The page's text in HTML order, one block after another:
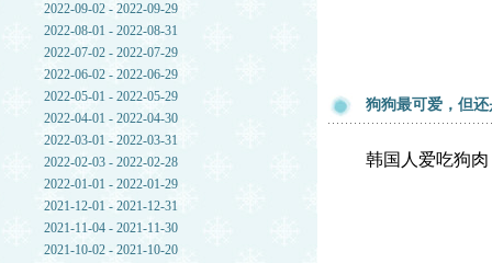
2022-09-02 - 2022-09-29
2022-08-01 - 2022-08-31
2022-07-02 - 2022-07-29
2022-06-02 - 2022-06-29
2022-05-01 - 2022-05-29
2022-04-01 - 2022-04-30
2022-03-01 - 2022-03-31
2022-02-03 - 2022-02-28
2022-01-01 - 2022-01-29
2021-12-01 - 2021-12-31
2021-11-04 - 2021-11-30
2021-10-02 - 2021-10-20
狗狗最可爱，但
韩国人爱吃狗